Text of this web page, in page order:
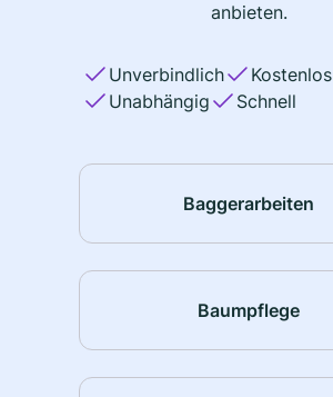
anbieten.
Unverbindlich
Kostenlos
Unabhängig
Schnell
Baggerarbeiten
Baumpflege